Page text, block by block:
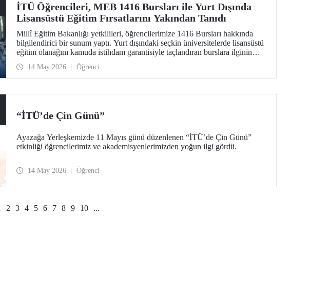
İTÜ Öğrencileri, MEB 1416 Bursları ile Yurt Dışında
Lisansüstü Eğitim Fırsatlarını Yakından Tanıdı
Millî Eğitim Bakanlığı yetkilileri, öğrencilerimize 1416 Bursları hakkında
bilgilendirici bir sunum yaptı. Yurt dışındaki seçkin üniversitelerde lisansüstü
eğitim olanağını kamuda istihdam garantisiyle taçlandıran burslara ilginin
artırılmasını amaçlayan etkinlikte soru-cevap oturumu da düzenlendi.
14 May 2026 Öğrenci
“İTÜ’de Çin Günü”
Ayazağa Yerleşkemizde 11 Mayıs günü düzenlenen “İTÜ’de Çin Günü”
etkinliği öğrencilerimiz ve akademisyenlerimizden yoğun ilgi gördü.
14 May 2026 Öğrenci
2 3 4 5 6 7 8 9 10 ...